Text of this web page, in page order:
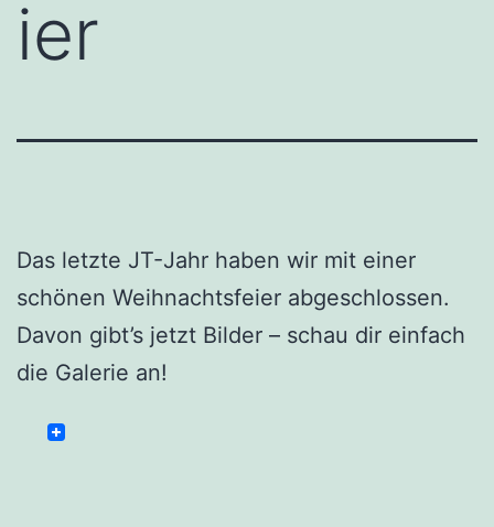
ier
Das letzte JT-Jahr haben wir mit einer
schönen Weihnachtsfeier abgeschlossen.
Davon gibt’s jetzt Bilder – schau dir einfach
die Galerie an!